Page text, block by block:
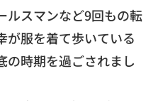
ルスマンなど9回もの転
が服を着て歩いている
の時期を過ごされまし